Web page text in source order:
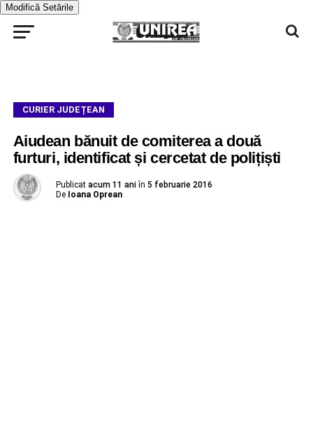
Modifică Setările
CURIER JUDEȚEAN
Aiudean bănuit de comiterea a două
furturi, identificat și cercetat de polițiști
Publicat acum 11 ani în 5 februarie 2016
De Ioana Oprean